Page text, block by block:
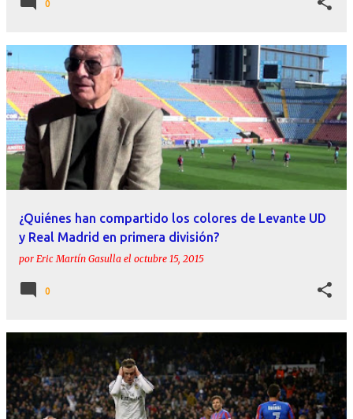
0
¿Quiénes han compartido los colores de Levante UD
y Real Madrid en primera división?
por Eric Martín Gasulla el octubre 15, 2015
0